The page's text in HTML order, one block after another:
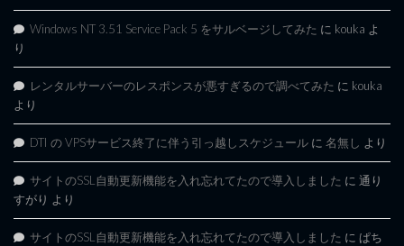
Windows NT 3.51 Service Pack 5 をサルベージしてみた に kouka よ
り
レンタルサーバーのレスポンスが悪すぎるので調べてみた に kouka
より
DTI の VPSサービス終了に伴う引っ越しスケジュール に 名無し より
サイトのSSL自動更新機能を入れ忘れてたので導入しました に 通り
すがり より
サイトのSSL自動更新機能を入れ忘れてたので導入しました に ぱち